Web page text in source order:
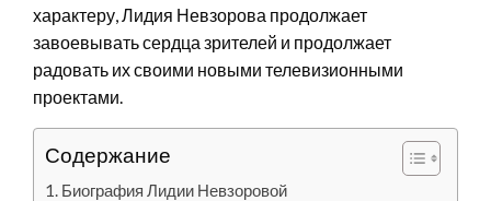
характеру, Лидия Невзорова продолжает
завоевывать сердца зрителей и продолжает
радовать их своими новыми телевизионными
проектами.
Содержание
Биография Лидии Невзоровой